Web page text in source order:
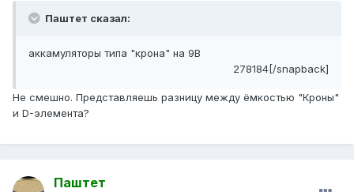
Паштет сказал:
аккамуляторы типа "крона" на 9В
278184[/snapback]
Не смешно. Представляешь разницу между ёмкостью "Кроны"
и D-элемента?
Паштет